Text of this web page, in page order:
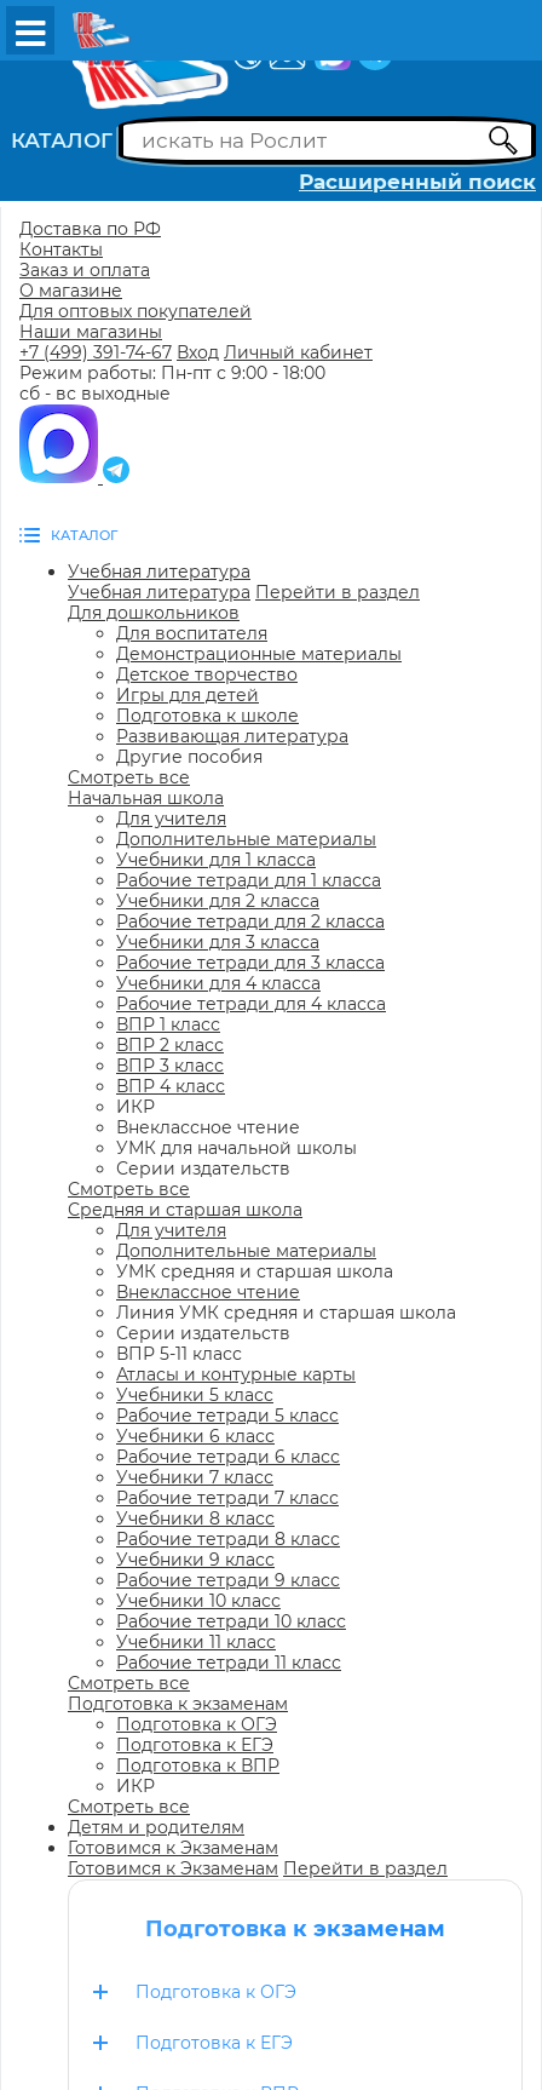
КАТАЛОГ
Расширенный поиск
Доставка по РФ
Контакты
Заказ и оплата
О магазине
Для оптовых покупателей
Наши магазины
+7 (499) 391-74-67 Вход Личный кабинет
Режим работы: Пн-пт с 9:00 - 18:00
сб - вс выходные
КАТАЛОГ
Учебная литература
Учебная литература Перейти в раздел
Для дошкольников
Для воспитателя
Демонстрационные материалы
Детское творчество
Игры для детей
Подготовка к школе
Развивающая литература
Другие пособия
Смотреть все
Начальная школа
Для учителя
Дополнительные материалы
Учебники для 1 класса
Рабочие тетради для 1 класса
Учебники для 2 класса
Рабочие тетради для 2 класса
Учебники для 3 класса
Рабочие тетради для 3 класса
Учебники для 4 класса
Рабочие тетради для 4 класса
ВПР 1 класс
ВПР 2 класс
ВПР 3 класс
ВПР 4 класс
ИКР
Внеклассное чтение
УМК для начальной школы
Серии издательств
Смотреть все
Средняя и старшая школа
Для учителя
Дополнительные материалы
УМК средняя и старшая школа
Внеклассное чтение
Линия УМК средняя и старшая школа
Серии издательств
ВПР 5-11 класс
Атласы и контурные карты
Учебники 5 класс
Рабочие тетради 5 класс
Учебники 6 класс
Рабочие тетради 6 класс
Учебники 7 класс
Рабочие тетради 7 класс
Учебники 8 класс
Рабочие тетради 8 класс
Учебники 9 класс
Рабочие тетради 9 класс
Учебники 10 класс
Рабочие тетради 10 класс
Учебники 11 класс
Рабочие тетради 11 класс
Смотреть все
Подготовка к экзаменам
Подготовка к ОГЭ
Подготовка к ЕГЭ
Подготовка к ВПР
ИКР
Смотреть все
Детям и родителям
Готовимся к Экзаменам
Готовимся к Экзаменам Перейти в раздел
Подготовка к экзаменам
Подготовка к ОГЭ
Подготовка к ЕГЭ